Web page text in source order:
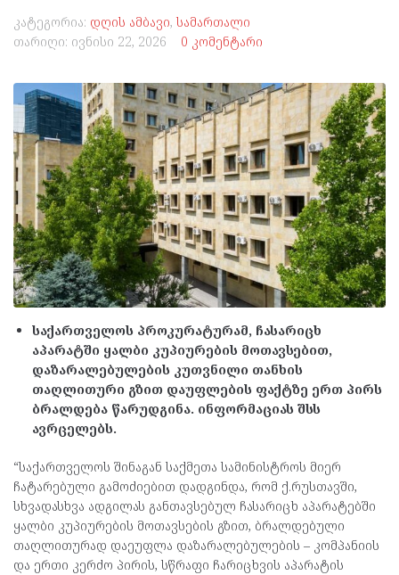
კატეგორია: დღის ამბავი, სამართალი
თარიღი: ივნისი 22, 2026 0 კომენტარი
საქართველოს პროკურატურამ, ჩასარიცხ
აპარატში ყალბი კუპიურების მოთავსებით,
დაზარალებულების კუთვნილი თანხის
თაღლითური გზით დაუფლების ფაქტზე ერთ პირს
ბრალდება წარუდგინა. ინფორმაციას შსს
ავრცელებს.
“საქართველოს შინაგან საქმეთა სამინისტროს მიერ
ჩატარებული გამოძიებით დადგინდა, რომ ქ.რუსთავში,
სხვადასხვა ადგილას განთავსებულ ჩასარიცხ აპარატებში
ყალბი კუპიურების მოთავსების გზით, ბრალდებული
თაღლითურად დაეუფლა დაზარალებულების – კომპანიის
და ერთი კერძო პირის, სწრაფი ჩარიცხვის აპარატის